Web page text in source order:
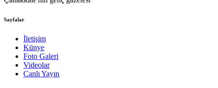
Sayfalar
İletişim
Künye
Foto Galeri
Videolar
Canlı Yayın